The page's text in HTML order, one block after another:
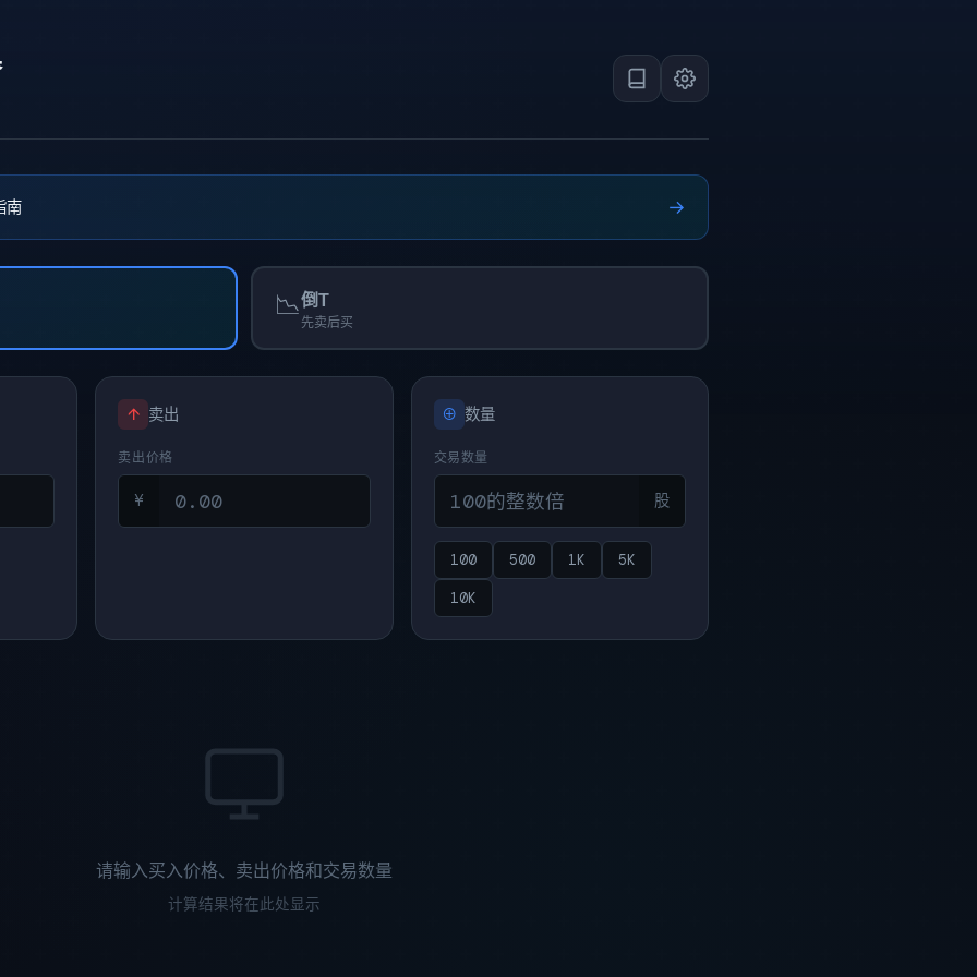
南 →
📉倒T
先卖后买
↑ 卖出
卖出价格
¥
⊕ 数量
交易数量
股
100 500 1K 5K
10K
请输入买入价格、卖出价格和交易数量
计算结果将在此处显示